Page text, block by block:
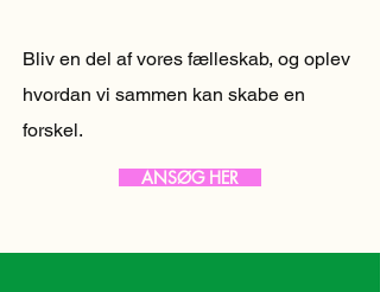
Bliv en del af vores fælleskab, og oplev
hvordan vi sammen kan skabe en
forskel.
ANSØG HER